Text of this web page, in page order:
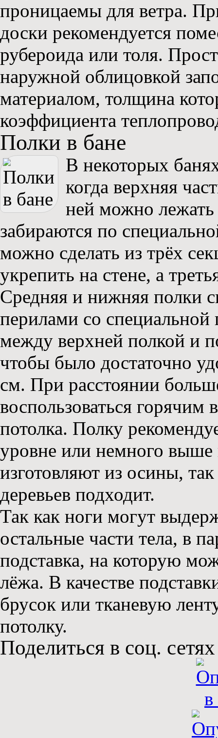
проницаемы для ветра.
доски рекомендуется
рубероида или толя.
наружной облицовкой
материалом, толщина
коэффициента
Полки в бане
В некоторых
когда верхняя
ней можно
забираются по
можно сделать из трёх
укрепить на стене, а
Средняя и нижняя полки
перилами со специальной
между верхней полкой и
чтобы было достаточно
см. При расстоянии
воспользоваться горячим
потолка. Полку
уровне или немного
изготовляют из осины,
деревьев подходит.
Так как ноги могут
остальные части тела, в
подставка, на которую
лёжа. В качестве
брусок или тканевую
потолку.
Поделиться в соц. сетях